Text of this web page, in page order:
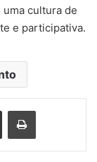
cultura de
e participativa.
Compartilhar via e-mail Imprimir